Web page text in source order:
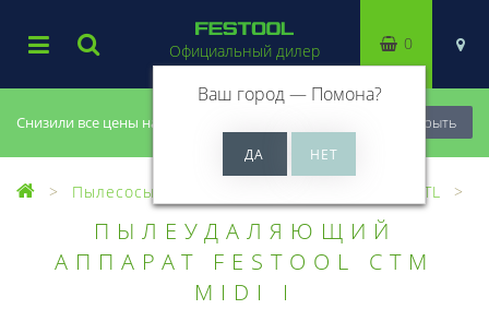
Снизили все цены на 20%, успей купить! Закрыть
Официальный дилер
Ваш город — Помона?
0
Пылесосы Пылеудаляющие аппараты CTL
ПЫЛЕУДАЛЯЮЩИЙ
АППАРАТ FESTOOL CTM
MIDI I